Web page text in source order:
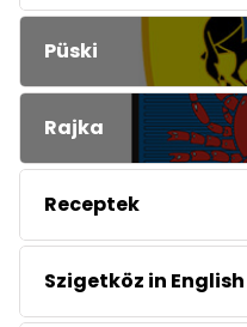
Püski
Rajka
Receptek
Szigetköz in English